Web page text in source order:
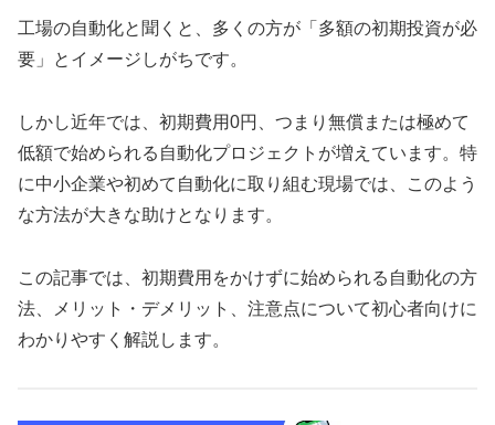
工場の自動化と聞くと、多くの方が「多額の初期投資が必
要」とイメージしがちです。
しかし近年では、初期費用0円、つまり無償または極めて
低額で始められる自動化プロジェクトが増えています。特
に中小企業や初めて自動化に取り組む現場では、このよう
な方法が大きな助けとなります。
この記事では、初期費用をかけずに始められる自動化の方
法、メリット・デメリット、注意点について初心者向けに
わかりやすく解説します。